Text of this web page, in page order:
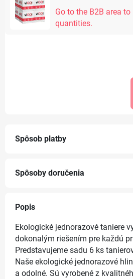
Go to the B2B area
quantities.
Spôsob platby
Spôsoby doručenia
Popis
Ekologické jednorazové taniere
dokonalým riešením pre každú
Predstavujeme sadu 6 ks
Naše ekologické jednorazové
a odolné. Sú vyrobené z